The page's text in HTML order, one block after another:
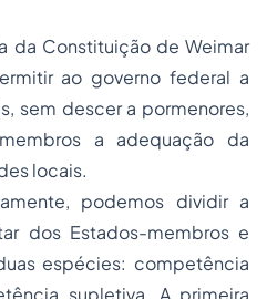
da Constituição de Weimar
ao governo federal a
sem descer a pormenores,
a adequação da
locais.
podemos dividir a
dos Estados-membros e
espécies: competência